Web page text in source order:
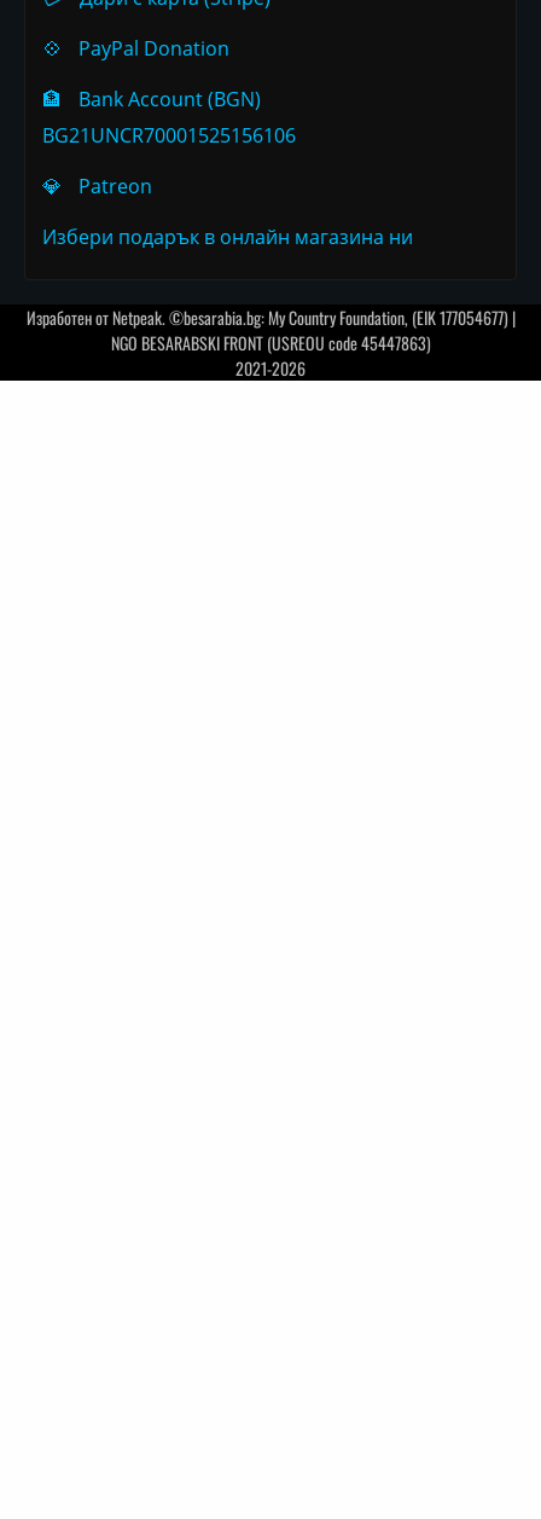
💠
PayPal Donation
🏦
Bank Account (BGN)
BG21UNCR70001525156106
💎
Patreon
Избери подарък в онлайн магазина ни
Изработен отNetpeak. ©besarabia.bg: My Country Foundation, (EIK 177054677) |
NGO BESARABSKI FRONT (USREOU code 45447863)
2021-2026